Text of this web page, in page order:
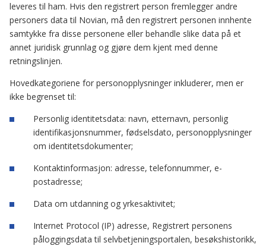
leveres til ham. Hvis den registrert person fremlegger andre
personers data til Novian, må den registrert personen innhente
samtykke fra disse personene eller behandle slike data på et
annet juridisk grunnlag og gjøre dem kjent med denne
retningslinjen.
Hovedkategoriene for personopplysninger inkluderer, men er
ikke begrenset til:
Personlig identitetsdata: navn, etternavn, personlig
identifikasjonsnummer, fødselsdato, personopplysninger
om identitetsdokumenter;
Kontaktinformasjon: adresse, telefonnummer, e-
postadresse;
Data om utdanning og yrkesaktivitet;
Internet Protocol (IP) adresse, Registrert personens
påloggingsdata til selvbetjeningsportalen, besøkshistorikk,